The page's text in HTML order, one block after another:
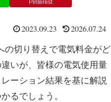
Pinterest
2023.09.23 2026.07.24
の切り替えで電気料金がど
いが、皆様の電気使用量
ーション結果を基に解説
るでしょう。